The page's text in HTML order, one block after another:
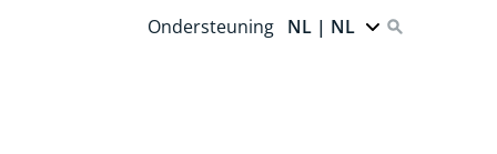
Ondersteuning NL | NL